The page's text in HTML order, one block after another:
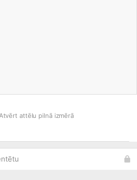
Atvērt attēlu pilnā izmērā